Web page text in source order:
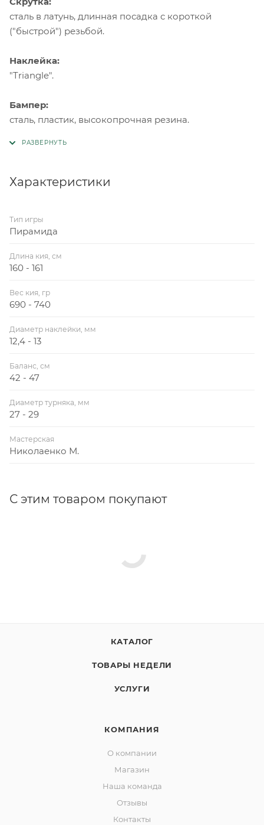
сталь в латунь, длинная посадка с короткой
("быстрой") резьбой.
Наклейка:
"Triangle".
Бампер:
сталь, пластик, высокопрочная резина.
Характеристики
Тип игры
Пирамида
Длина кия, см
160 - 161
Вес кия, гр
690 - 740
Диаметр наклейки, мм
12,4 - 13
Баланс, см
42 - 47
Диаметр турняка, мм
27 - 29
Мастерская
Николаенко М.
С этим товаром покупают
КАТАЛОГ
ТОВАРЫ НЕДЕЛИ
УСЛУГИ
КОМПАНИЯ
О компании
Магазин
Наша команда
Отзывы
Контакты